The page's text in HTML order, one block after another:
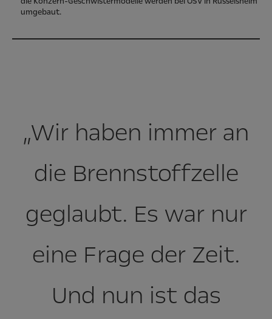
umgebaut.
„Wir haben immer an
die Brennstoffzelle
geglaubt. Es war nur
eine Frage der Zeit.
Und nun ist das